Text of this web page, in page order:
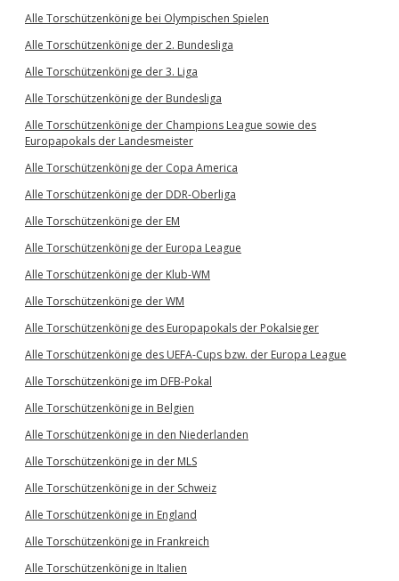
Alle Torschützenkönige bei Olympischen Spielen
Alle Torschützenkönige der 2. Bundesliga
Alle Torschützenkönige der 3. Liga
Alle Torschützenkönige der Bundesliga
Alle Torschützenkönige der Champions League sowie des
Europapokals der Landesmeister
Alle Torschützenkönige der Copa America
Alle Torschützenkönige der DDR-Oberliga
Alle Torschützenkönige der EM
Alle Torschützenkönige der Europa League
Alle Torschützenkönige der Klub-WM
Alle Torschützenkönige der WM
Alle Torschützenkönige des Europapokals der Pokalsieger
Alle Torschützenkönige des UEFA-Cups bzw. der Europa League
Alle Torschützenkönige im DFB-Pokal
Alle Torschützenkönige in Belgien
Alle Torschützenkönige in den Niederlanden
Alle Torschützenkönige in der MLS
Alle Torschützenkönige in der Schweiz
Alle Torschützenkönige in England
Alle Torschützenkönige in Frankreich
Alle Torschützenkönige in Italien